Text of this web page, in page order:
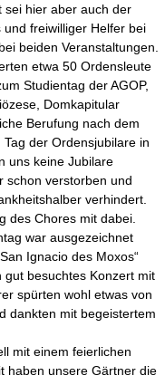
sei hier aber auch der
freiwilliger Helfer bei
beiden Veranstaltungen.
etwa 50 Ordensleute
Studientag der AGOP,
Domkapitular
Berufung nach dem
der Ordensjubilare in
uns keine Jubilare
schon verstorben und
verhindert.
des Chores mit dabei.
war ausgezeichnet
Ignacio des Moxos“
besuchtes Konzert mit
spürten wohl etwas von
dankten mit begeistertem
mit einem feierlichen
haben unsere Gärtner die